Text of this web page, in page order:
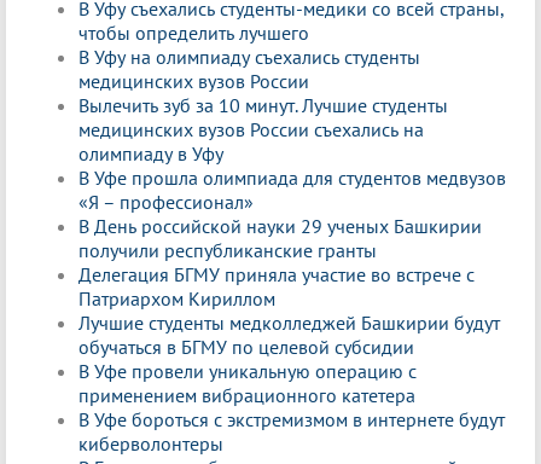
В Уфу съехались студенты-медики со всей страны,
чтобы определить лучшего
В Уфу на олимпиаду съехались студенты
медицинских вузов России
Вылечить зуб за 10 минут. Лучшие студенты
медицинских вузов России съехались на
олимпиаду в Уфу
В Уфе прошла олимпиада для студентов медвузов
«Я – профессионал»
В День российской науки 29 ученых Башкирии
получили республиканские гранты
Делегация БГМУ приняла участие во встрече с
Патриархом Кириллом
Лучшие студенты медколледжей Башкирии будут
обучаться в БГМУ по целевой субсидии
В Уфе провели уникальную операцию с
применением вибрационного катетера
В Уфе бороться с экстремизмом в интернете будут
киберволонтеры